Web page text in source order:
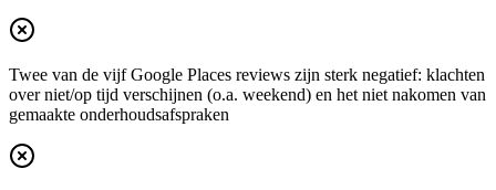
Twee van de vijf Google Places reviews zijn sterk negatief: klachten
over niet/op tijd verschijnen (o.a. weekend) en het niet nakomen van
gemaakte onderhoudsafspraken